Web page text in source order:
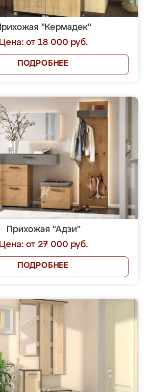
"Кермадек"
Цена: от 18 000 руб.
ПОДРОБНЕЕ
Прихожая "Адзи"
Цена: от 27 000 руб.
ПОДРОБНЕЕ